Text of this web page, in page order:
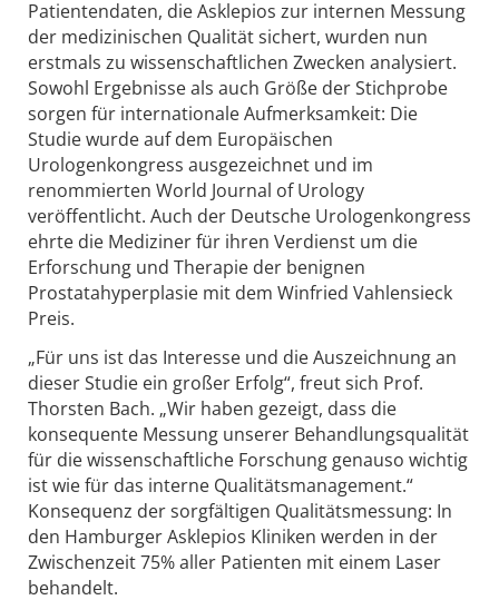
Patientendaten, die Asklepios zur internen Messung
der medizinischen Qualität sichert, wurden nun
erstmals zu wissenschaftlichen Zwecken analysiert.
Sowohl Ergebnisse als auch Größe der Stichprobe
sorgen für internationale Aufmerksamkeit: Die
Studie wurde auf dem Europäischen
Urologenkongress ausgezeichnet und im
renommierten World Journal of Urology
veröffentlicht. Auch der Deutsche Urologenkongress
ehrte die Mediziner für ihren Verdienst um die
Erforschung und Therapie der benignen
Prostatahyperplasie mit dem Winfried Vahlensieck
Preis.
„Für uns ist das Interesse und die Auszeichnung an
dieser Studie ein großer Erfolg“, freut sich Prof.
Thorsten Bach. „Wir haben gezeigt, dass die
konsequente Messung unserer Behandlungsqualität
für die wissenschaftliche Forschung genauso wichtig
ist wie für das interne Qualitätsmanagement.“
Konsequenz der sorgfältigen Qualitätsmessung: In
den Hamburger Asklepios Kliniken werden in der
Zwischenzeit 75% aller Patienten mit einem Laser
behandelt.